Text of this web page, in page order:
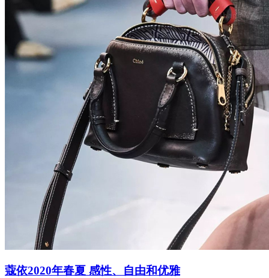
蔻依2020年春夏 感性、自由和优雅